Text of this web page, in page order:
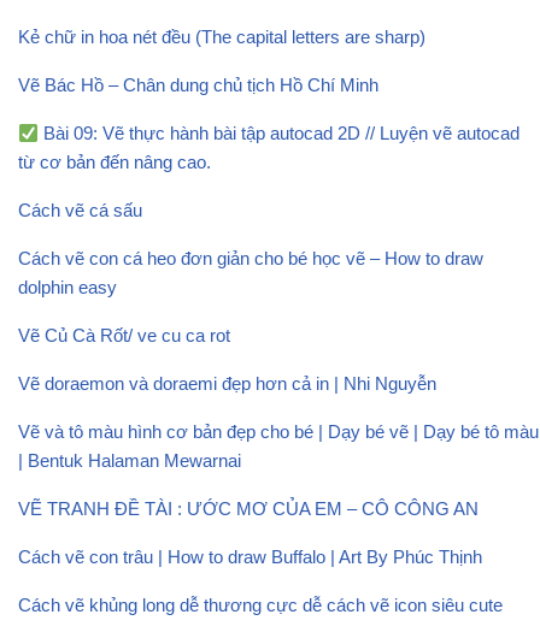
Kẻ chữ in hoa nét đều (The capital letters are sharp)
Vẽ Bác Hồ – Chân dung chủ tịch Hồ Chí Minh
Bài 09: Vẽ thực hành bài tập autocad 2D // Luyện vẽ autocad
từ cơ bản đến nâng cao.
Cách vẽ cá sấu
Cách vẽ con cá heo đơn giản cho bé học vẽ – How to draw
dolphin easy
Vẽ Củ Cà Rốt/ ve cu ca rot
Vẽ doraemon và doraemi đẹp hơn cả in | Nhi Nguyễn
Vẽ và tô màu hình cơ bản đẹp cho bé | Dạy bé vẽ | Dạy bé tô màu
| Bentuk Halaman Mewarnai
VẼ TRANH ĐỀ TÀI : ƯỚC MƠ CỦA EM – CÔ CÔNG AN
Cách vẽ con trâu | How to draw Buffalo | Art By Phúc Thịnh
Cách vẽ khủng long dễ thương cực dễ cách vẽ icon siêu cute